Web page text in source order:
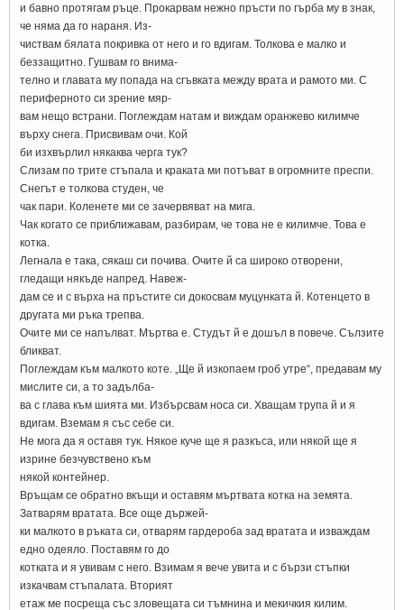
и бавно протягам ръце. Прокарвам нежно пръсти по гърба му в знак,
че няма да го нараня. Из-
чиствам бялата покривка от него и го вдигам. Толкова е малко и
беззащитно. Гушвам го внима-
телно и главата му попада на сгъвката между врата и рамото ми. С
периферното си зрение мяр-
вам нещо встрани. Поглеждам натам и виждам оранжево килимче
върху снега. Присвивам очи. Кой
би изхвърлил някаква черга тук?
Слизам по трите стъпала и краката ми потъват в огромните преспи.
Снегът е толкова студен, че
чак пари. Коленете ми се зачервяват на мига.
Чак когато се приближавам, разбирам, че това не е килимче. Това е
котка.
Легнала е така, сякаш си почива. Очите й са широко отворени,
гледащи някъде напред. Навеж-
дам се и с върха на пръстите си докосвам муцунката й. Котенцето в
другата ми ръка трепва.
Очите ми се напълват. Мъртва е. Студът й е дошъл в повече. Сълзите
бликват.
Поглеждам към малкото коте. „Ще й изкопаем гроб утре“, предавам му
мислите си, а то задълба-
ва с глава към шията ми. Избърсвам носа си. Хващам трупа й и я
вдигам. Вземам я със себе си.
Не мога да я оставя тук. Някое куче ще я разкъса, или някой ще я
изрине безчувствено към
някой контейнер.
Връщам се обратно вкъщи и оставям мъртвата котка на земята.
Затварям вратата. Все още държей-
ки малкото в ръката си, отварям гардероба зад вратата и изваждам
едно одеяло. Поставям го до
котката и я увивам с него. Взимам я вече увита и с бързи стъпки
изкачвам стъпалата. Вторият
етаж ме посреща със зловещата си тъмнина и мекичкия килим.